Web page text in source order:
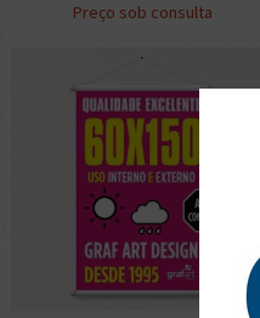
Preço sob consulta